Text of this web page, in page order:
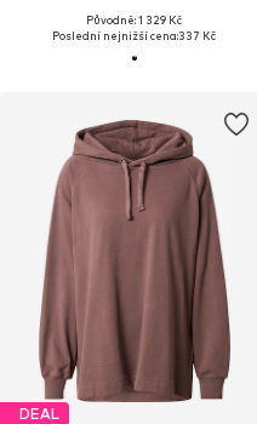
Původně: 1 329 Kč
Poslední nejnižší cena:337 Kč
DEAL